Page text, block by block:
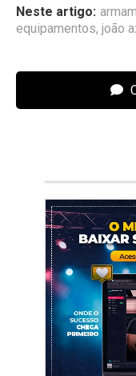
Neste artigo:
equipamentos, joão